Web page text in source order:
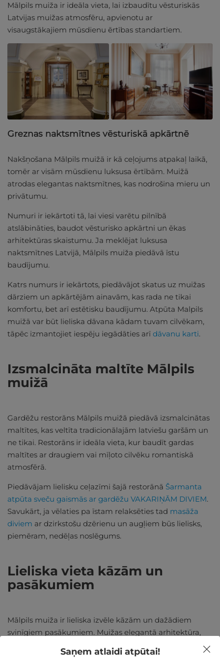
Mālpils muiža ir ideāla vieta, lai izbaudītu vēsturiskās
Latvijas muižas atmosfēru, apvienotu ar
visaugstākajiem mūsdienu ērtības standartiem.
Greznas naktsmītnes vēsturiskā apkārtnē
Nakšņošana Mālpils muižā ir kā ceļojums atpakaļ laikā,
tomēr ar visām mūsdienu luksusa ērtībām. Muižā
atrodas elegantas naktsmītnes, kas nodrošina mieru un
privātumu.
Numuri ir iekārtoti tā, lai viesi varētu pilnībā
atslābināties, baudot vēsturisko apkārtni un ēkas
arhitektūras skaistumu. Ja meklējat luksusa
naktsmītnes Latvijā, Mālpils muiža piedāvā īstu
baudījumu.
Katrs numurs ir iekārtots, piedāvājot skatus uz muižas
dārziem un apkārtējām ainavām, kas rada ne tikai
komfortu, bet arī estētisku baudījumu. Atpūta Malpils
muižā var būt lieliska dāvana kādam tuvam cilvēkam,
tāpēc izmantojiet iespēju iegādāties arī dāvanu karti.
Izsmalcināta maltīte Mālpils
muižā
Gardēžu restorāns Mālpils muižā piedāvā izsmalcinātas
maltītes, kas veltīta tradicionālajām latviešu garšām un
ne tikai. Restorāns ir ideāla vieta, kur baudīt gardas
maltītes ar draugiem vai mīļoto cilvēku romantiskā
atmosfērā.
Piedāvājam lielisku ceļazīmi šajā restorānā Šarmanta
atpūta sveču gaismās ar gardēžu VAKARIŅĀM DIVIEM.
Savukārt, ja vēlaties pa īstam relaksēties tad masāža
diviem ar dzirkstošu dzērienu un augļiem būs lielisks,
piemēram, nedēļas noslēgums.
Lieliska vieta kāzām un
pasākumiem
Mālpils muiža ir lieliska izvēle kāzām un dažādiem
svinīgiem pasākumiem. Muižas elegantā arhitektūra,
romantisku gaisotni, kas padara kāzu dienu vēl
Saņem atlaidi atpūtai!